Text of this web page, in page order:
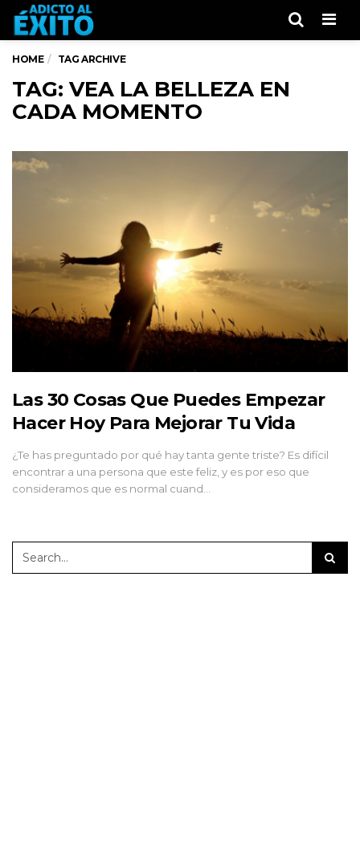
HOME TAG ARCHIVE
TAG: VEA LA BELLEZA EN
CADA MOMENTO
Las 30 Cosas Que Puedes Empezar
Hacer Hoy Para Mejorar Tu Vida
¿Te has preguntado por qué hay tanta gente triste? Es difícil
encontrar a una persona que este feliz, y es por eso que
consideramos que es normal cuand…